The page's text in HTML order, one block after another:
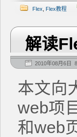
Flex Flex教程
解读
2010年08月6日
本文向
web项
和web